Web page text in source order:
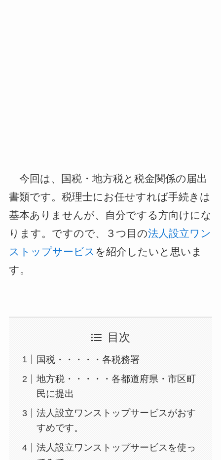
今回は、国税・地方税と税金関係の届出
書類です。税理士にお任せすれば手続きは
基本ありませんが、自分でする方向けにな
ります。ですので、３つ目の法人設立ワン
ストップサービス を紹介したいと思いま
す。
目次
国税・・・・・各税務署
地方税・・・・・各都道府県・市区町
民に提出
法人設立ワンストップサービスがおす
すめです。
法人設立ワンストップサービスを使っ